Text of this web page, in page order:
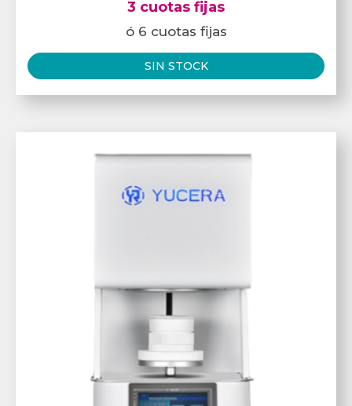
3 cuotas fijas
ó 6 cuotas fijas
SIN STOCK